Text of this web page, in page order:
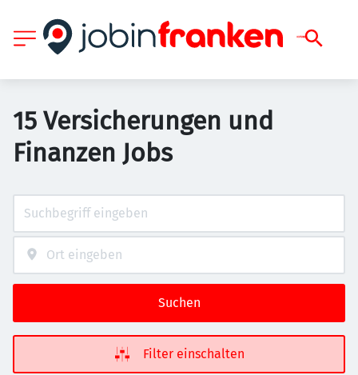
15 Versicherungen und
Finanzen Jobs
Suchen
Filter einschalten